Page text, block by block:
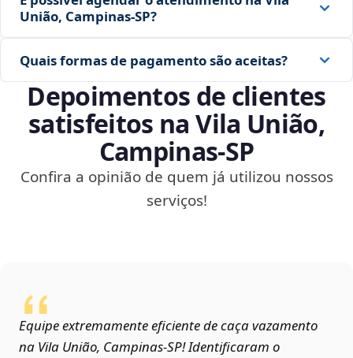
União, Campinas‑SP?
Quais formas de pagamento são aceitas?
Depoimentos de clientes
satisfeitos na Vila União,
Campinas‑SP
Confira a opinião de quem já utilizou nossos
serviços!
Equipe extremamente eficiente de caça vazamento
na Vila União, Campinas‑SP! Identificaram o